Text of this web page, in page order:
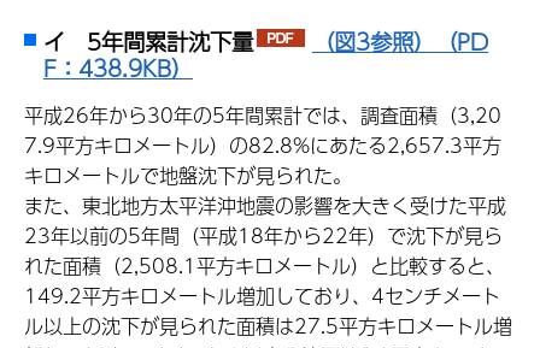
イ 5年間累計沈下量 （図3参照）（PD
F：438.9KB）
平成26年から30年の5年間累計では、調査面積（3,20
7.9平方キロメートル）の82.8%にあたる2,657.3平方
キロメートルで地盤沈下が見られた。
また、東北地方太平洋沖地震の影響を大きく受けた平成
23年以前の5年間（平成18年から22年）で沈下が見ら
れた面積（2,508.1平方キロメートル）と比較すると、
149.2平方キロメートル増加しており、4センチメート
ル以上の沈下が見られた面積は27.5平方キロメートル増